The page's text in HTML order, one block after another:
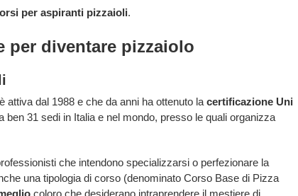
per aspiranti pizzaioli.
per diventare pizzaiolo
attiva dal 1988 e che da anni ha ottenuto la certificazione Uni
ben 31 sedi in Italia e nel mondo, presso le quali organizza
che intendono specializzarsi o perfezionare la
una tipologia di corso (denominato Corso Base di Pizza